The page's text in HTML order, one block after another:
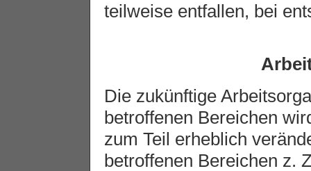
teilweise entfallen, bei
Die zukünftige
betroffenen Bereichen
zum Teil erheblich
betroffenen Bereichen z.